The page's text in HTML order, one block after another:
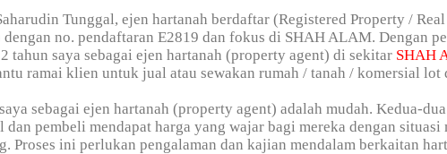
Tunggal, ejen hartanah berdaftar (Registered Property /
no. pendaftaran E2819 dan fokus di SHAH ALAM. Dengan
tahun saya sebagai ejen hartanah (property agent) di sekitar SHAH
ramai klien untuk jual atau sewakan rumah / tanah / komersial lot
sebagai ejen hartanah (property agent) adalah mudah. Kedua-
dan pembeli mendapat harga yang wajar bagi mereka dengan situasi
Proses ini perlukan pengalaman dan kajian mendalam berkaitan